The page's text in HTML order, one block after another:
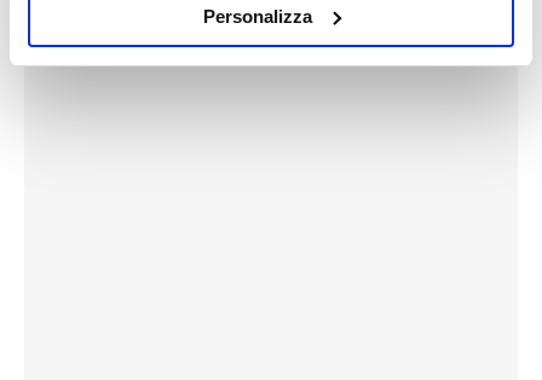
raccogliere informazioni sulla tua posizione
geografica, con un'approssimazione di qualche
Personalizza